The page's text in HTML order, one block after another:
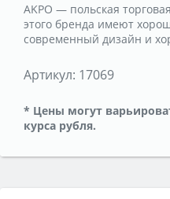
AKPO — польская
этого бренда имеют
современный дизайн и
Артикул: 17069
* Цены могут
курса рубля.